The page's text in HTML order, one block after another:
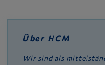
Über HCM
Wir sind als